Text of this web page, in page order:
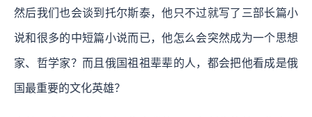
然后我们也会谈到托尔斯泰，他只不过就写了三部长篇小
说和很多的中短篇小说而已，他怎么会突然成为一个思想
家、哲学家？而且俄国祖祖辈辈的人，都会把他看成是俄
国最重要的文化英雄？